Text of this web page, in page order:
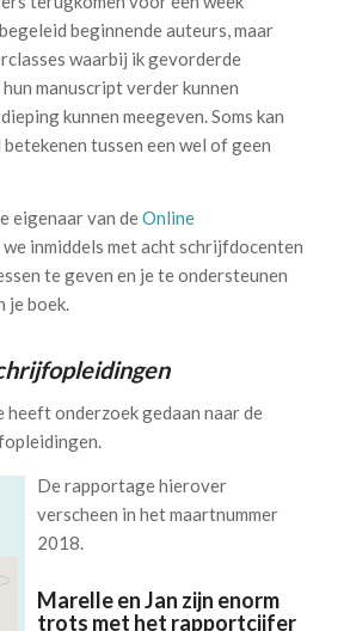
beginnende auteurs, maar
waarbij ik gevorderde
manuscript verder kunnen
kunnen meegeven. Soms kan
tussen een wel of geen
eigenaar van deOnline
we inmiddels met acht schrijfdocenten
te geven en je te ondersteunen
je boek.
heeft onderzoek gedaan naar de
De rapportage hierover
verscheen in het maartnummer
2018.
Marelle en Jan zijn enorm
trots met het rapportcijfer